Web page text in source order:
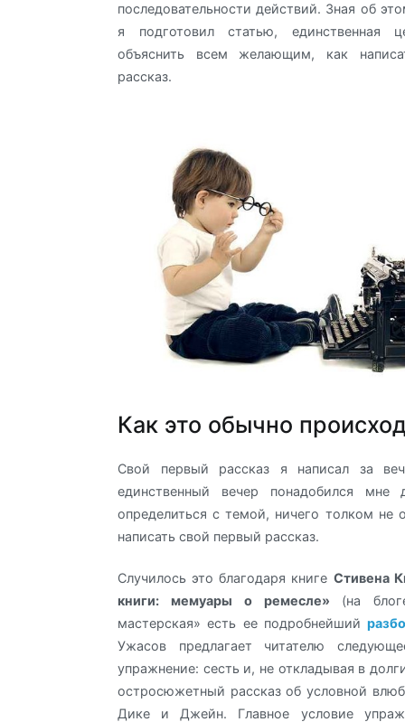
последовательности действий. Зная об
я подготовил статью, единственная
объяснить всем желающим, как
рассказ.
Как это обычно
Свой первый рассказ я написал за
единственный вечер понадобился мне
определиться с темой, ничего толком не
написать свой первый рассказ.
Случилось это благодаря книге Стивена
книги: мемуары о ремесле» (на
мастерская» есть ее подробнейший
Ужасов предлагает читателю
упражнение: сесть и, не откладывая в
остросюжетный рассказ об условной
Дике и Джейн. Главное условие